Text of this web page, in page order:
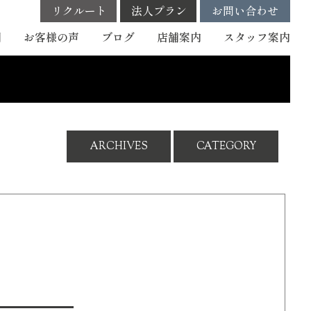
お客様の声 ブログ 店舗案内 スタッフ案内
リクルート 法人プラン お問い合わせ
ARCHIVES CATEGORY